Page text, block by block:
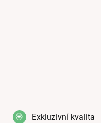
Exkluzivní kvalita